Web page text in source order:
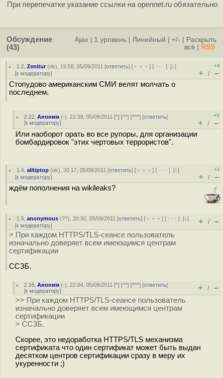
При перепечатке указание ссылки на opennet.ru обязательно
Обсуждение
(43)
Ajax 1 уровень Линейный +/-
Раскрыть
всё
RSS
1.2 ,Zenitur(ok), 19:58, 05/09/2011 [ответить] [ ﹢﹢﹢] [ · · ·][↓]
[к модератору]
+4
+ / –
Стопудово американским СМИ велят молчать о
последнем.
2.22 ,Аноним (-), 22:39, 05/09/2011 [^] [^^] [^^^] [ответить]
[к модератору]
+3
+ / –
Или наоборот орать во все рупоры, для организации
бомбардировок "этих чертовых террористов".
1.4 ,alltiptop (ok), 20:17, 05/09/2011 [ответить] [ ﹢﹢﹢] [ · · ·][↑]
[к модератору]
+1
+ / –
ждём пополнения на wikileaks?
1.5 ,anonymous (??), 20:30, 05/09/2011 [ответить] [ ﹢﹢﹢] [ · · ·][↓]
[к модератору] + / –
> При каждом HTTPS/TLS-сеансе пользователь
изначально доверяет всем имеющимся центрам
сертификации
ССЗБ.
2.16 ,Аноним (-), 22:04, 05/09/2011 [^] [^^] [^^^] [ответить]
[к модератору] + / –
>> При каждом HTTPS/TLS-сеансе пользователь
изначально доверяет всем имеющимся центрам
сертификации
> ССЗБ.
Скорее, это недоработка HTTPS/TLS механизма
сертификата что один сертификат может быть выдан
десятком центров сертификации сразу в меру их
укуренности ;)